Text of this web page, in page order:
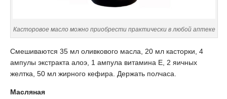
Касторовое масло можно приобрести практически в любой аптеке
Смешиваются 35 мл оливкового масла, 20 мл касторки, 4
ампулы экстракта алоэ, 1 ампула витамина Е, 2 яичных
желтка, 50 мл жирного кефира. Держать полчаса.
Масляная